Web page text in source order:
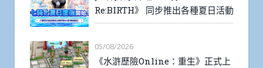
Re:BIRTH》 同步推出各種夏日活動
05/08/2026
《水滸歷險Online：重生》正式上